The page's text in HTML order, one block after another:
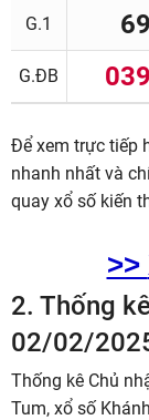
G.1
G.ĐB
Để xem trực tiếp
nhanh nhất và
quay xổ số kiến
>>
2. Thống
02/02/
Thống kê Chủ
Tum, xổ số